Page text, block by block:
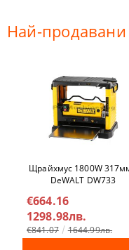
Най-продавани
Щрайхмус 1800W
DeWALT DW733
€664.16
1298.98лв.
€841.07 1644.99лв.